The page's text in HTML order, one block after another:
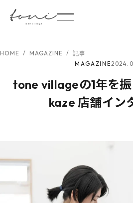
HOME / MAGAZINE / 記事
MAGAZINE
tone villageの1年を
kaze 店舗イン